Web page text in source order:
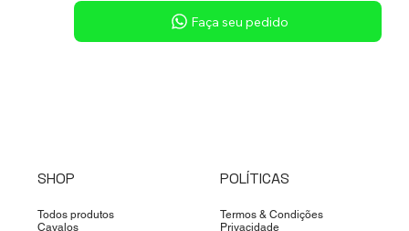
Sob consulta
Faça seu pedido
SHOP
Todos produtos
Cavalos
POLÍTICAS
Termos & Condições
Privacidade